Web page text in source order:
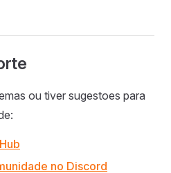
ou tiver sugestoes para
no Discord